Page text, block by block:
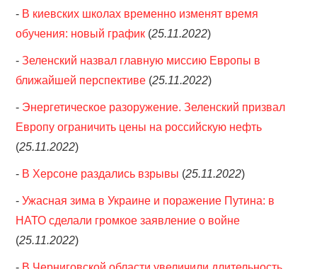
- В киевских школах временно изменят время
обучения: новый график (25.11.2022)
-Зеленский назвал главную миссию Европы в
ближайшей перспективе (25.11.2022)
- Энергетическое разоружение. Зеленский призвал
Европу ограничить цены на российскую нефть
(25.11.2022)
- В Херсоне раздались взрывы (25.11.2022)
-Ужасная зима в Украине и поражение Путина: в
НАТО сделали громкое заявление о войне
(25.11.2022)